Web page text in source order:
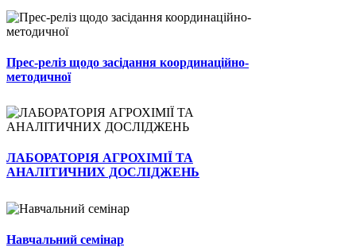
Прес-реліз щодо засідання координаційно-
методичної
ЛАБОРАТОРІЯ АГРОХІМІЇ ТА
АНАЛІТИЧНИХ ДОСЛІДЖЕНЬ
Навчальний семінар